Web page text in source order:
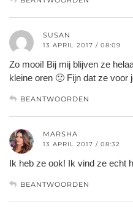
SUSAN
13 APRIL 2017 / 08:09
Zo mooi! Bij mij blijven ze
kleine oren 🙁 Fijn dat ze voor
BEANTWOORDEN
MARSHA
13 APRIL 2017 / 08:32
Ik heb ze ook! Ik vind ze echt
BEANTWOORDEN